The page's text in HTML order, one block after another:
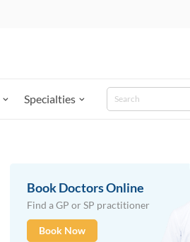
Specialties
Search for:
Book Doctors Online
Find a GP or SP practitioner
Book Now